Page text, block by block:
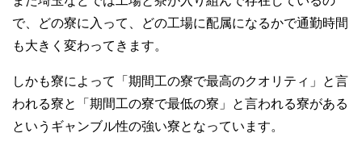
で、どの寮に入って、どの工場に配属になるかで通勤時間
も大きく変わってきます。
しかも寮によって「期間工の寮で最高のクオリティ」と言
われる寮と「期間工の寮で最低の寮」と言われる寮がある
というギャンブル性の強い寮となっています。